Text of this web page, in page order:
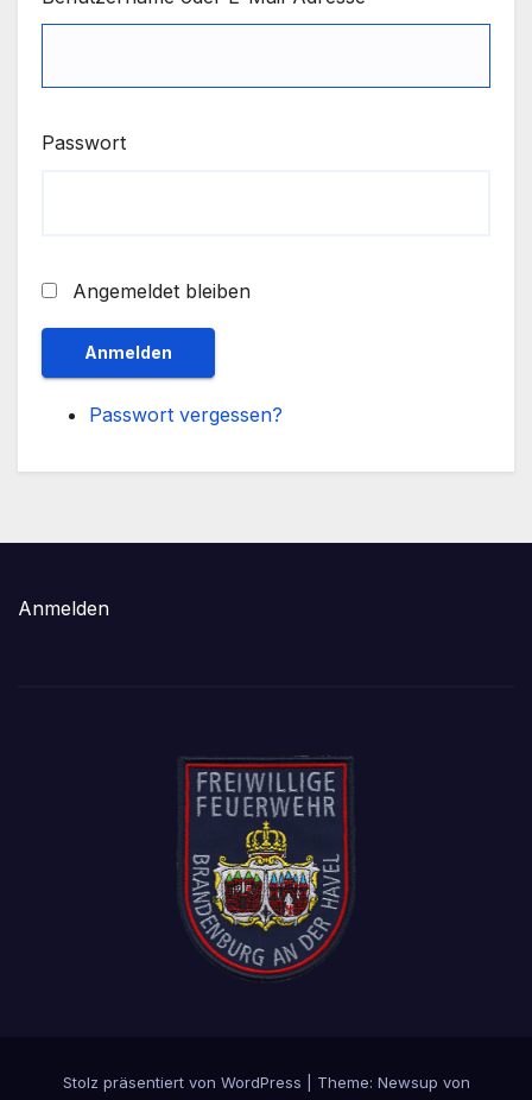
Passwort
Angemeldet bleiben
Anmelden
Passwort vergessen?
Anmelden
Stolz präsentiert von WordPress Theme: Newsup von